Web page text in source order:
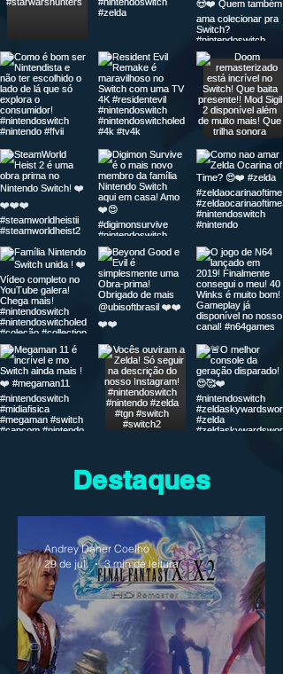
Destaques
Andrey Daher Coelho
29 de jul.
3 min de leitura